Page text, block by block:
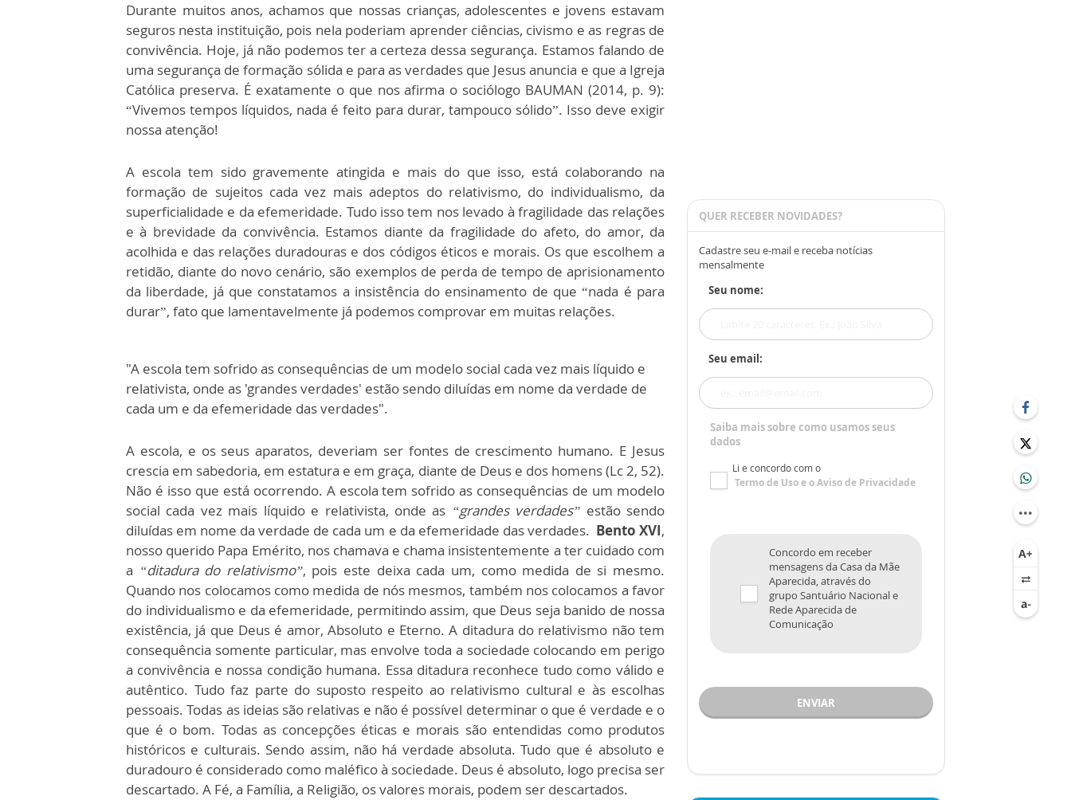
Durante muitos anos, achamos que nossas crianças, adolescentes e jovens estavam
seguros nesta instituição, pois nela poderiam aprender ciências, civismo e as regras de
convivência. Hoje, já não podemos ter a certeza dessa segurança. Estamos falando de
uma segurança de formação sólida e para as verdades que Jesus anuncia e que a Igreja
Católica preserva. É exatamente o que nos afirma o sociólogo BAUMAN (2014, p. 9):
“Vivemos tempos líquidos, nada é feito para durar, tampouco sólido”. Isso deve exigir
nossa atenção!
A escola tem sido gravemente atingida e mais do que isso, está colaborando na
formação de sujeitos cada vez mais adeptos do relativismo, do individualismo, da
superficialidade e da efemeridade. Tudo isso tem nos levado à fragilidade das relações
e à brevidade da convivência. Estamos diante da fragilidade do afeto, do amor, da
acolhida e das relações duradouras e dos códigos éticos e morais. Os que escolhem a
retidão, diante do novo cenário, são exemplos de perda de tempo de aprisionamento
da liberdade, já que constatamos a insistência do ensinamento de que “nada é para
durar”, fato que lamentavelmente já podemos comprovar em muitas relações.
"A escola tem sofrido as consequências de um modelo social cada vez mais líquido e
relativista, onde as 'grandes verdades' estão sendo diluídas em nome da verdade de
cada um e da efemeridade das verdades".
A escola, e os seus aparatos, deveriam ser fontes de crescimento humano. E Jesus
crescia em sabedoria, em estatura e em graça, diante de Deus e dos homens (Lc 2, 52).
Não é isso que está ocorrendo. A escola tem sofrido as consequências de um modelo
social cada vez mais líquido e relativista, onde as “grandes verdades” estão sendo
diluídas em nome da verdade de cada um e da efemeridade das verdades. Bento XVI,
nosso querido Papa Emérito, nos chamava e chama insistentemente a ter cuidado com
a “ditadura do relativismo”, pois este deixa cada um, como medida de si mesmo.
Quando nos colocamos como medida de nós mesmos, também nos colocamos a favor
do individualismo e da efemeridade, permitindo assim, que Deus seja banido de nossa
existência, já que Deus é amor, Absoluto e Eterno. A ditadura do relativismo não tem
consequência somente particular, mas envolve toda a sociedade colocando em perigo
a convivência e nossa condição humana. Essa ditadura reconhece tudo como válido e
autêntico. Tudo faz parte do suposto respeito ao relativismo cultural e às escolhas
pessoais. Todas as ideias são relativas e não é possível determinar o que é verdade e o
que é o bom. Todas as concepções éticas e morais são entendidas como produtos
históricos e culturais. Sendo assim, não há verdade absoluta. Tudo que é absoluto e
duradouro é considerado como maléfico à sociedade. Deus é absoluto, logo precisa ser
descartado. A Fé, a Família, a Religião, os valores morais, podem ser descartados.
QUER RECEBER NOVIDADES?
Cadastre seu e-mail e receba notícias
mensalmente
Seu nome:
Seu email:
Saiba mais sobre como usamos seus
dados
Li e concordo com o
Termo de Usoe oAviso de Privacidade
Concordo em receber
mensagens da Casa da Mãe
Aparecida, através do
grupo Santuário Nacional e
Rede Aparecida de
Comunicação
ENVIAR